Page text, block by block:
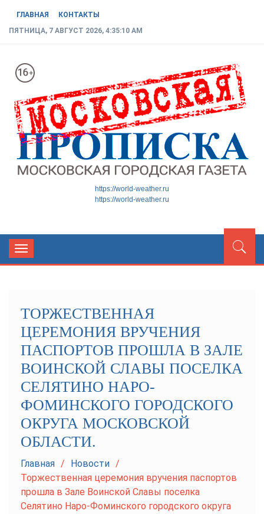
ГЛАВНАЯ
КОНТАКТЫ
ПЯТНИЦА, 7 АВГУСТ 2026, 4:35:11 AM
МОСКОВСКАЯ ГОРОДСКАЯ
https://world-weather.ru
https://world-weather.ru
Toggle
navigation
ТОРЖЕСТВЕННАЯ
ЦЕРЕМОНИЯ ВРУЧЕНИЯ
ПАСПОРТОВ ПРОШЛА В ЗАЛЕ
ВОИНСКОЙ СЛАВЫ ПОСЕЛКА
СЕЛЯТИНО НАРО-
ФОМИНСКОГО ГОРОДСКОГО
ОКРУГА МОСКОВСКОЙ
ОБЛАСТИ.
Главная
Новости
Торжественная церемония вручения паспортов
прошла в Зале Воинской Славы поселка
Селятино Наро-Фоминского городского округа